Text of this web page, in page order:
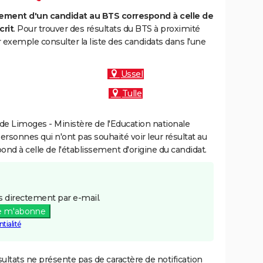
d'un candidat au BTS correspond à celle de
. Pour trouver des résultats du BTS à proximité
exemple consulter la liste des candidats dans l'une
Ussel
Tulle
Limoges - Ministère de l'Education nationale
qui n'ont pas souhaité voir leur résultat au
à celle de l'établissement d'origine du candidat.
directement par e-mail.
m'abonne
ne présente pas de caractère de notification